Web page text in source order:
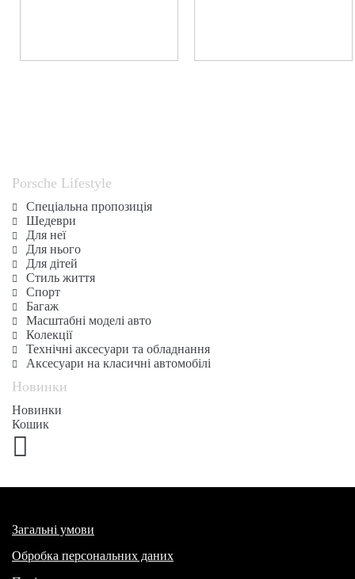
Porsche Lifestyle
Спеціальна пропозиція
Шедеври
Для неї
Для нього
Для дітей
Стиль життя
Спорт
Багаж
Масштабні моделі авто
Колекції
Технічні аксесуари та обладнання
Аксесуари на класичні автомобілі
Новинки
Новинки
Кошик
Загальні умови
Обробка персональних даних